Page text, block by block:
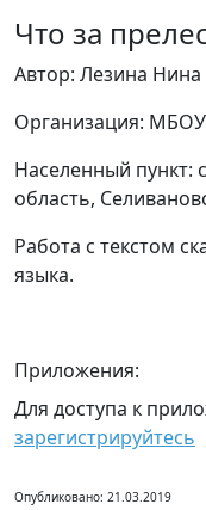
Что за
Автор: Лезина
Организация:
Населенный пункт:
область,
Работа с текстом
языка.
Приложения:
Для доступа к
зарегистрируйтесь
Опубликовано: 21.03.2019